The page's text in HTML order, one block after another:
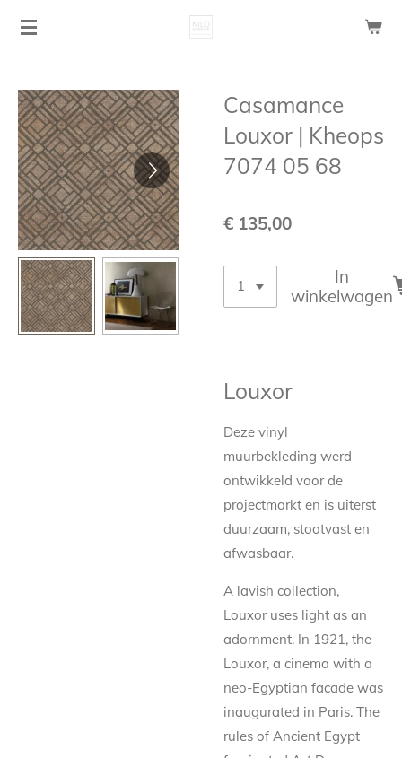
Ga
de
hoofdinhoud
Casamance
Louxor | Kheops
7074 05 68
€ 135,00
In
winkelwagen
Louxor
Deze vinyl
muurbekleding werd
ontwikkeld voor de
projectmarkt en is uiterst
duurzaam, stootvast en
afwasbaar.
A lavish collection,
Louxor uses light as an
adornment. In 1921, the
Louxor, a cinema with a
neo-Egyptian facade was
inaugurated in Paris. The
rules of Ancient Egypt